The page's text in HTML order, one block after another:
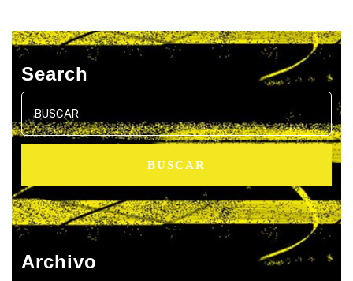
Search
Buscar:
Archivo